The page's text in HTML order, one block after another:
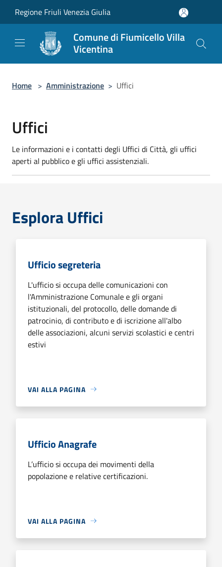
Regione Friuli Venezia Giulia
Comune di Fiumicello Villa
Vicentina
Home > Amministrazione > Uffici
Uffici
Le informazioni e i contatti degli Uffici di Città, gli uffici
aperti al pubblico e gli uffici assistenziali.
Esplora Uffici
Ufficio segreteria
L'ufficio si occupa delle comunicazioni con
l'Amministrazione Comunale e gli organi
istituzionali, del protocollo, delle domande di
patrocinio, di contributo e di iscrizione all'albo
delle associazioni, alcuni servizi scolastici e centri
estivi
VAI ALLA PAGINA
Ufficio Anagrafe
L’ufficio si occupa dei movimenti della
popolazione e relative certificazioni.
VAI ALLA PAGINA